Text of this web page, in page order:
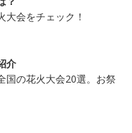
大会をチェック！
介
国の花火大会20選。お祭